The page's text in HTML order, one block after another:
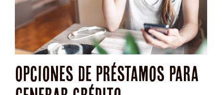
Opciones de préstamos para